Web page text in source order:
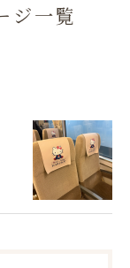
ジ一覧